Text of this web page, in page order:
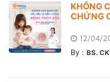
KHÔNG
CHỨNG
12/04/
By : BS.